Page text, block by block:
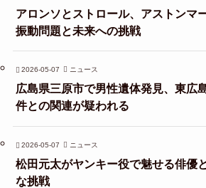
アロンソとストロール、アストンマ
振動問題と未来への挑戦
2026-05-07 ニュース
広島県三原市で男性遺体発見、東広
件との関連が疑われる
2026-05-07 ニュース
松田元太がヤンキー役で魅せる俳優
な挑戦